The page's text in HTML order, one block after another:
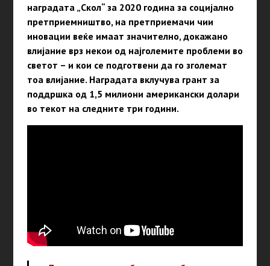
наградата „Скол“ за 2020 година за социјално
претприемништво, на претприемачи чии
иновации веќе имаат значително, докажано
влијание врз некои од најголемите проблеми во
светот – и кои се подготвени да го зголемат
тоа влијание. Наградата вклучува грант за
поддршка од 1,5 милиони американски долари
во текот на следните три години.